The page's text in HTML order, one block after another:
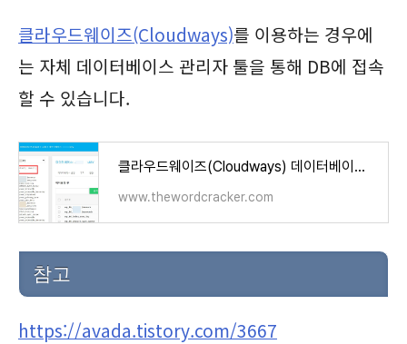
클라우드웨이즈(Cloudways)를 이용하는 경우에
는 자체 데이터베이스 관리자 툴을 통해 DB에 접속
할 수 있습니다.
클라우드웨이즈(Cloudways) 데이터베이스 접속 방법 (phpMyAdmin vs. Adminer) - 워드프레스 정보꾸러미
www.thewordcracker.com
참고
https://avada.tistory.com/3667